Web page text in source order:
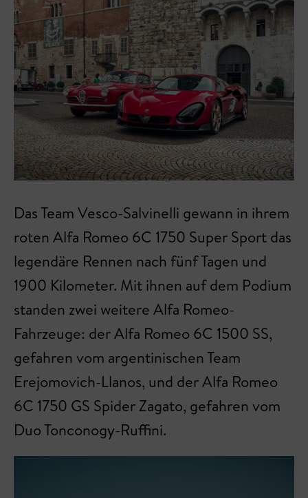
Das Team Vesco-Salvinelli gewann in ihrem
roten Alfa Romeo 6C 1750 Super Sport das
legendäre Rennen nach fünf Tagen und
1900 Kilometer. Mit ihnen auf dem Podium
standen zwei weitere Alfa Romeo-
Fahrzeuge: der Alfa Romeo 6C 1500 SS,
gefahren vom argentinischen Team
Erejomovich-Llanos, und der Alfa Romeo
6C 1750 GS Spider Zagato, gefahren vom
Duo Tonconogy-Ruffini.